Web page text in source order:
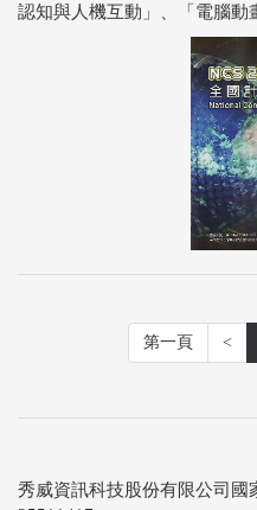
認知與人機互動」、「電腦動
第一頁 <
秀威資訊科技股份有限公司